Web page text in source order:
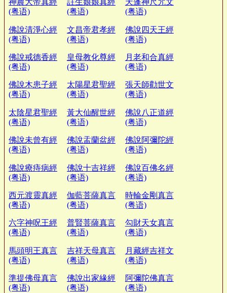
神農大帝真經
(粤语)
註生娘娘真經
(粤语)
天蓬神尺咒文
(粤语)
佛說清淨心經
(粤语)
文昌帝君孝經
(粤语)
佛說四天王經
(粤语)
佛說戒德香經
(粤语)
皇母教化尊經
(粤语)
月老和合真經
(粤语)
佛說木患子經
(粤语)
太陽星君聖經
(粤语)
張天師勸世文
(粤语)
太陰星君聖經
(粤语)
黃大仙醒世經
(粤语)
佛說八正道經
(粤语)
佛說未曾有經
(粤语)
佛說盂蘭盆經
(粤语)
佛說阿彌陀經
(粤语)
佛說療痔病經
(粤语)
佛說十吉祥經
(粤语)
佛說百佛名經
(粤语)
西元渡靈真經
(粤语)
伽藍菩薩真言
(粤语)
時輪金剛真言
(粤语)
六字神呪王經
(粤语)
普賢菩薩真言
(粤语)
勾財天女真言
(粤语)
馬頭明王真言
(粤语)
吉祥天母真言
(粤语)
月藏經吉祥文
(粤语)
準提佛母真言
(粤语)
佛說出家緣經
(粤语)
阿彌陀佛真言
(粤语)